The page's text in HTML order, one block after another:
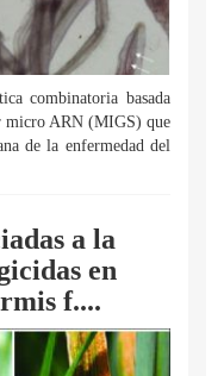
combinatoria basada
micro ARN (MIGS) que
de la enfermedad del
a la
en
f....